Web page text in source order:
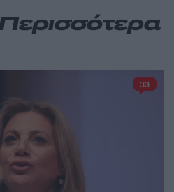
33